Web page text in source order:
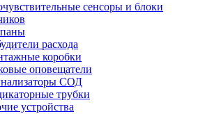
сенсоры и блоки
расхода
коробки
оповещатели
СОД
трубки
устройства